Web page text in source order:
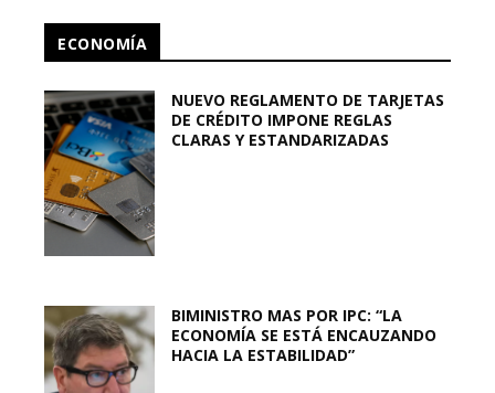
ECONOMÍA
NUEVO REGLAMENTO DE TARJETAS
DE CRÉDITO IMPONE REGLAS
CLARAS Y ESTANDARIZADAS
BIMINISTRO MAS POR IPC: “LA
ECONOMÍA SE ESTÁ ENCAUZANDO
HACIA LA ESTABILIDAD”